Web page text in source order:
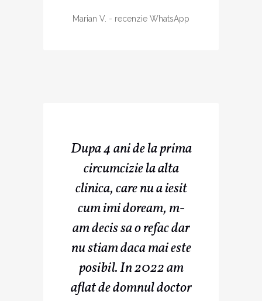
Marian V. - recenzie WhatsApp
Dupa 4 ani de la prima
circumcizie la alta
clinica, care nu a iesit
cum imi doream, m-
am decis sa o refac dar
nu stiam daca mai este
posibil. In 2022 am
aflat de domnul doctor